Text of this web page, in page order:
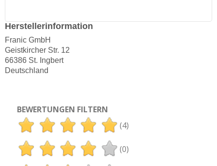
Herstellerinformation
Franic GmbH
Geistkircher Str. 12
66386 St. Ingbert
Deutschland
BEWERTUNGEN FILTERN
(4)
(0)